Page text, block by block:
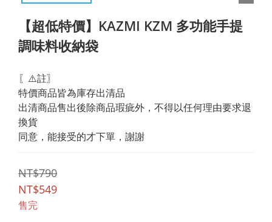
【超低特價】KAZMI KZM 多功能手提
調味料收納袋
〖⚠️註〗
特價商品皆為庫存出清品
出清商品售出後除商品瑕疵外，不得以任何理由要求退
換貨
同意，能接受的才下單，謝謝
NT$790
NT$549
售完